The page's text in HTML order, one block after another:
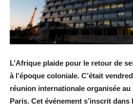
L’Afrique plaide pour le retour de
à l’époque coloniale. C’était
réunion internationale organisée au
Paris. Cet événement s’inscrit